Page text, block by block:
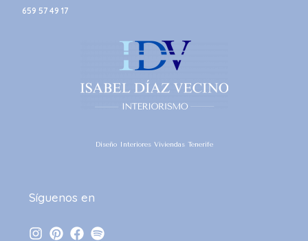
659 57 49 17
Diseño Interiores Viviendas Tenerife
Síguenos en